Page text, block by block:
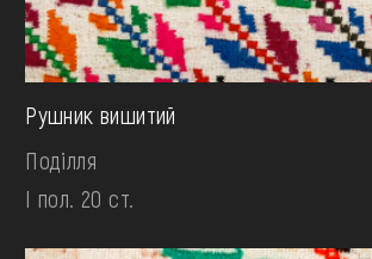
Рушник вишитий
Поділля
І пол. 20 ст.